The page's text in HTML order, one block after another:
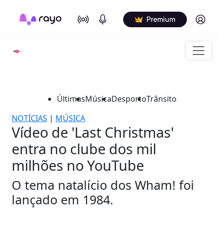
On Air Podcasts Premium Log in
ÚltimasMúsicaDesportoTrânsito
NOTÍCIAS | MÚSICA
Vídeo de 'Last Christmas'
entra no clube dos mil
milhões no YouTube
O tema natalício dos Wham! foi
lançado em 1984.